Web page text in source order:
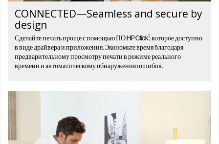
CONNECTED—Seamless and secure by
design
Сделайте печать проще с помощью ПО HP Click1, которое доступно
в виде драйвера и приложения. Экономьте время благодаря
предварительному просмотру печати в режиме реального
времени и автоматическому обнаружению ошибок.